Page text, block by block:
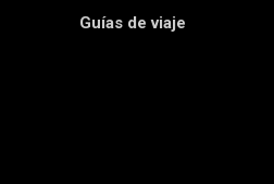
Guías de viaje